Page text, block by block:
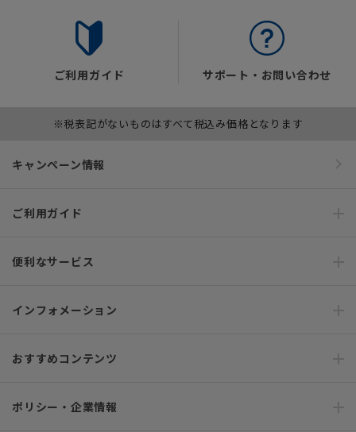
ご利用ガイド サポート・お問い合わせ
※税表記がないものはすべて税込み価格となります
キャンペーン情報
ご利用ガイド
便利なサービス
インフォメーション
おすすめコンテンツ
ポリシー・企業情報